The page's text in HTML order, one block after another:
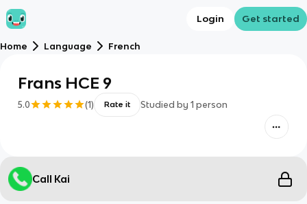
Login Get started
Home Language French
Frans HCE 9
5.0 (1) Rate it Studied by 1 person
Call Kai